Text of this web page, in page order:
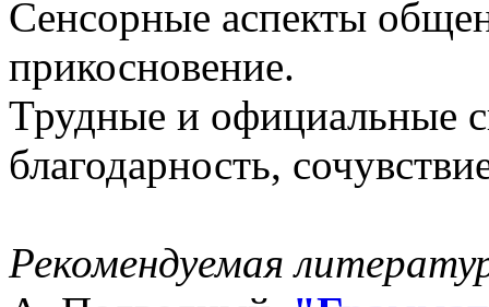
Сенсорные аспекты
прикосновение.
Трудные и официальные
благодарность,
Рекомендуемая